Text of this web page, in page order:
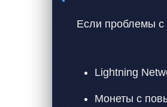
Если проблемы с
Lightning
Монеты с